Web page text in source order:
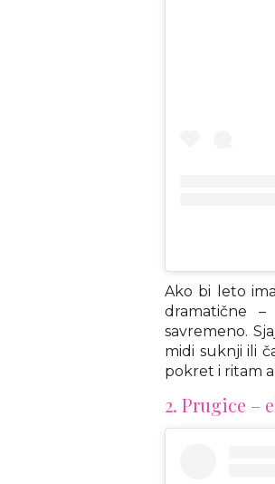
Ako bi leto
dramatične
savremeno.
midi suknji ili
pokret i ritam
2. Prugice –